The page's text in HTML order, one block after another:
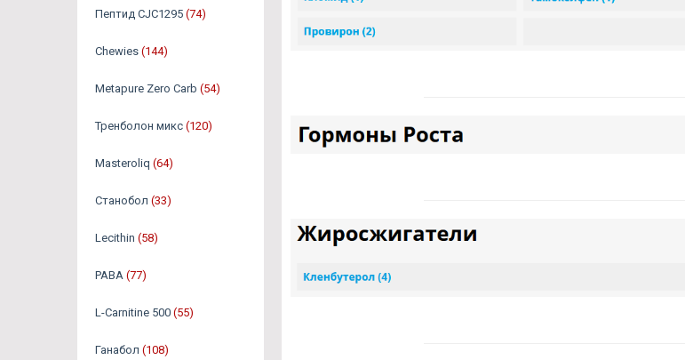
Пептид CJC1295 (74)
Chewies (144)
Metapure Zero Carb (54)
Тренболон микс (120)
Masteroliq (64)
Станобол (33)
Lecithin (58)
PABA (77)
L-Carnitine 500 (55)
Ганабол (108)